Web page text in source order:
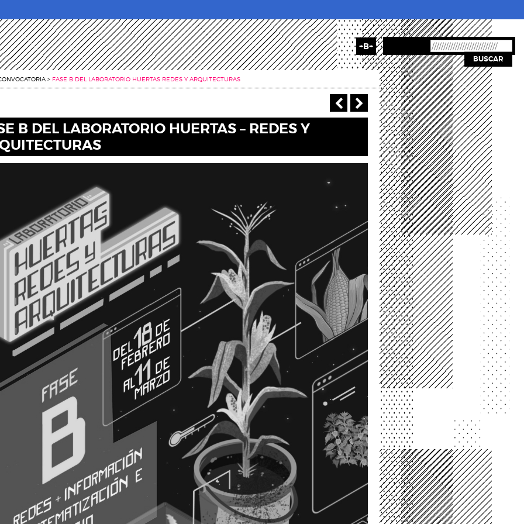
BUSCAR
+B+
> FASE B DEL LABORATORIO HUERTAS REDES Y ARQUITECTURAS
‹ AnteriorSiguiente >
B DEL LABORATORIO HUERTAS – REDES Y